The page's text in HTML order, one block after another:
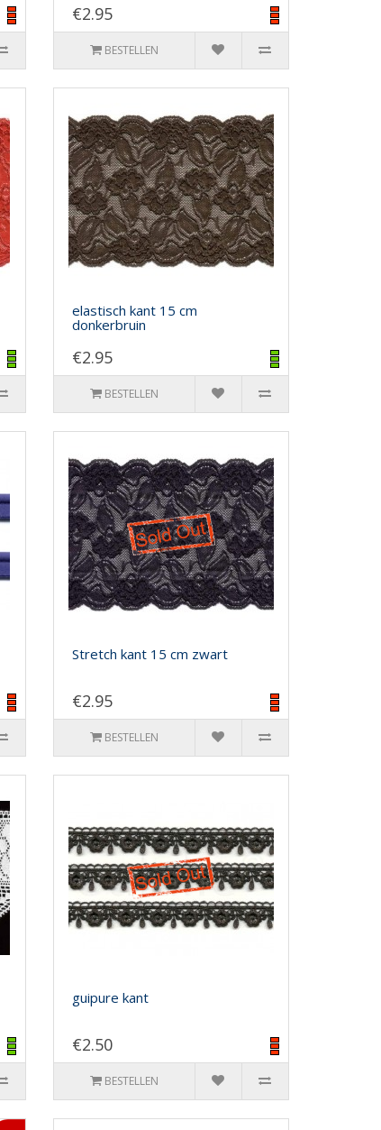
€2.95
BESTELLEN
elastisch kant 15 cm
donkerbruin
€2.95
BESTELLEN
Stretch kant 15 cm zwart
€2.95
BESTELLEN
guipure kant
€2.50
BESTELLEN